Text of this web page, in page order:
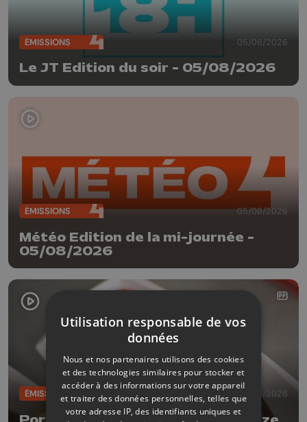
ÉMISSIONS 05/08/2026
Le JT Edition du soir - 05/08/2026
ÉMISSIONS 05/08/2026
Météo Edition de la mi-journée -
05/08/2026
ÉMISSIONS 04/08/2026
Utilisation responsable de vos
données
Nous et nos partenaires utilisons des cookies
et des technologies similaires pour stocker et
accéder à des informations sur votre appareil
et traiter des données personnelles, telles que
votre adresse IP, des identifiants uniques et